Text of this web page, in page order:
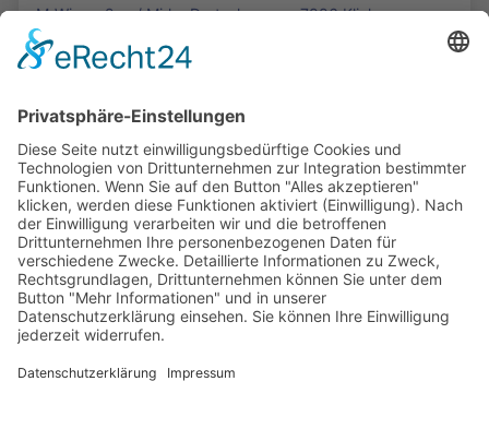
MrWissen2go / Mirko Drotschmann - 7886 Klicks
Podcasts, Themen und Informationen.
Entdecken Sie unser Forum für Medien, Bildung
und Demokratie - jederzeit und überall
verfügbar.
Mehr erfahren